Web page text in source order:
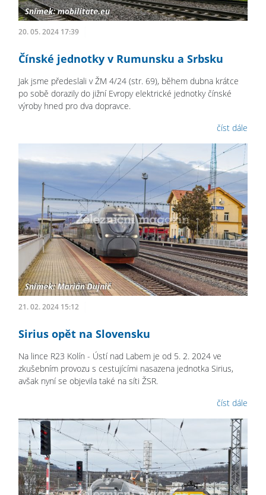
20. 05. 2024 17:39
Čínské jednotky v Rumunsku a Srbsku
Jak jsme předeslali v ŽM 4/24 (str. 69), během dubna krátce
po sobě dorazily do jižní Evropy elektrické jednotky čínské
výroby hned pro dva dopravce.
číst dále
21. 02. 2024 15:12
Sirius opět na Slovensku
Na lince R23 Kolín - Ústí nad Labem je od 5. 2. 2024 ve
zkušebním provozu s cestujícími nasazena jednotka Sirius,
avšak nyní se objevila také na síti ŽSR.
číst dále